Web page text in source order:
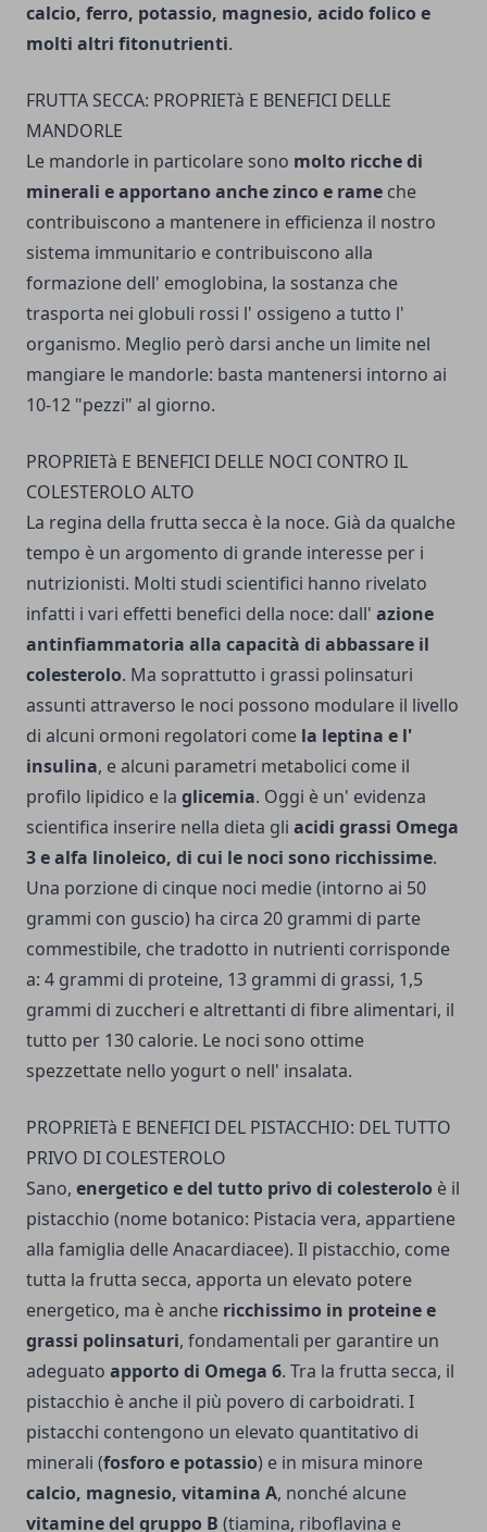
calcio, ferro, potassio, magnesio, acido folico e
molti altri fitonutrienti.
FRUTTA SECCA: PROPRIETà E BENEFICI DELLE
MANDORLE
Le mandorle in particolare sono molto ricche di
minerali e apportano anche zinco e rame che
contribuiscono a mantenere in efficienza il nostro
sistema immunitario e contribuiscono alla
formazione dell' emoglobina, la sostanza che
trasporta nei globuli rossi l' ossigeno a tutto l'
organismo. Meglio però darsi anche un limite nel
mangiare le mandorle: basta mantenersi intorno ai
10-12 "pezzi" al giorno.
PROPRIETà E BENEFICI DELLE NOCI CONTRO IL
COLESTEROLO ALTO
La regina della frutta secca è la noce. Già da qualche
tempo è un argomento di grande interesse per i
nutrizionisti. Molti studi scientifici hanno rivelato
infatti i vari effetti benefici della noce: dall' azione
antinfiammatoria alla capacità di abbassare il
colesterolo. Ma soprattutto i grassi polinsaturi
assunti attraverso le noci possono modulare il livello
di alcuni ormoni regolatori come la leptina e l'
insulina, e alcuni parametri metabolici come il
profilo lipidico e la glicemia. Oggi è un' evidenza
scientifica inserire nella dieta gli acidi grassi Omega
3 e alfa linoleico, di cui le noci sono ricchissime.
Una porzione di cinque noci medie (intorno ai 50
grammi con guscio) ha circa 20 grammi di parte
commestibile, che tradotto in nutrienti corrisponde
a: 4 grammi di proteine, 13 grammi di grassi, 1,5
grammi di zuccheri e altrettanti di fibre alimentari, il
tutto per 130 calorie. Le noci sono ottime
spezzettate nello yogurt o nell' insalata.
PROPRIETà E BENEFICI DEL PISTACCHIO: DEL TUTTO
PRIVO DI COLESTEROLO
Sano, energetico e del tutto privo di colesterolo è il
pistacchio (nome botanico: Pistacia vera, appartiene
alla famiglia delle Anacardiacee). Il pistacchio, come
tutta la frutta secca, apporta un elevato potere
energetico, ma è anche ricchissimo in proteine e
grassi polinsaturi, fondamentali per garantire un
adeguato apporto di Omega 6. Tra la frutta secca, il
pistacchio è anche il più povero di carboidrati. I
pistacchi contengono un elevato quantitativo di
minerali (fosforo e potassio) e in misura minore
calcio, magnesio, vitamina A, nonché alcune
vitamine del gruppo B (tiamina, riboflavina e